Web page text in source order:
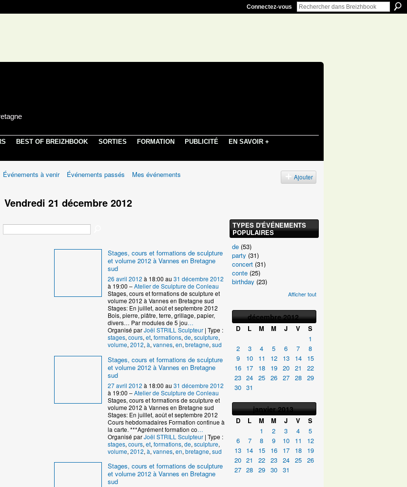
Connectez-vous
BEST OF BREIZHBOOK SORTIES FORMATION PUBLICITÉ
EN SAVOIR +
Événements à venir Événements passés Mes événements Ajouter
Vendredi 21 décembre 2012
Stages, cours et formations de sculpture
et volume 2012 à Vannes en Bretagne
sud
26 avril 2012 à 18:00 au 31 décembre 2012
à 19:00 –Atelier de Sculpture de Conleau
Stages, cours et formations de sculpture et
volume 2012 à Vannes en Bretagne sud
Stages: En juillet, août et septembre 2012
Bois, pierre, plâtre, terre, grillage, papier,
divers… Par modules de 5 jou…
Organisé parJoël STRILL Sculpteur | Type :
stages, cours, et, formations, de, sculpture,
volume, 2012, à, vannes, en, bretagne, sud
Stages, cours et formations de sculpture
et volume 2012 à Vannes en Bretagne
sud
27 avril 2012 à 18:00 au 31 décembre 2012
à 19:00 –Atelier de Sculpture de Conleau
Stages, cours et formations de sculpture et
volume 2012 à Vannes en Bretagne sud
Stages: En juillet, août et septembre 2012
Cours hebdomadaires Formation continue à
la carte. ***Agrément formation co…
Organisé parJoël STRILL Sculpteur | Type :
stages, cours, et, formations, de, sculpture,
volume, 2012, à, vannes, en, bretagne, sud
Stages, cours et formations de sculpture
et volume 2012 à Vannes en Bretagne
sud
TYPES D'ÉVÉNEMENTS
POPULAIRES
de (53)
party (31)
concert (31)
conte (25)
birthday (23)
Afficher tout
décembre 2012
D L M M J V
S
1
2
3 4 5 6 7
8
9
10 11 12 13 14
15
16 17 18 19 20 21
22
23 24 25 26 27 28
29
30 31
janvier 2013
D L M M J V
S
1
2 3 4
5
6
7 8 9 10 11
12
13 14 15 16 17 18
19
20 21 22 23 24 25
26
27 28 29 30 31